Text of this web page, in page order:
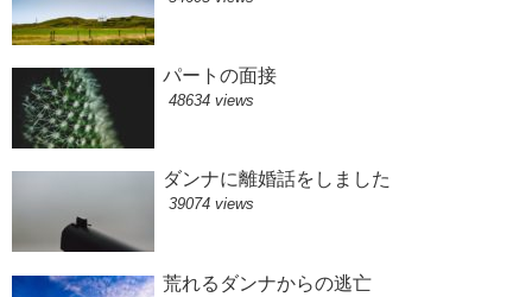
パートの面接
48634 views
ダンナに離婚話をしました
39074 views
荒れるダンナからの逃亡